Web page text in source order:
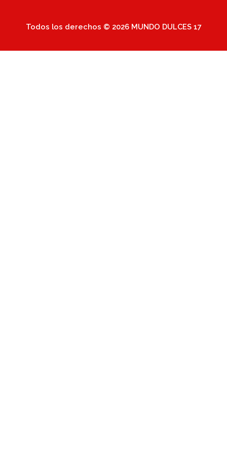
Todos los derechos © 2026 MUNDO DULCES 17